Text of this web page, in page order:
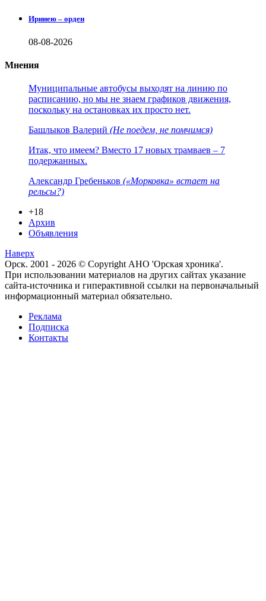
Иринею – орден
08-08-2026
Мнения
Муниципальные автобусы выходят на линию по
расписанию, но мы не знаем графиков движения,
поскольку на остановках их просто нет.
Башлыков Валерий (Не поедем, не помчимся)
Итак, что имеем? Вместо 17 новых трамваев – 7
подержанных.
Александр Гребеньков («Морковка» встает на
рельсы?)
+18
Архив
Объявления
Наверх
Орск. 2001 - 2026 © Copyright АНО 'Орская хроника'.
При использовании материалов на других сайтах указание
сайта-источника и гиперактивной ссылки на первоначальный
информационный материал обязательно.
Реклама
Подписка
Контакты